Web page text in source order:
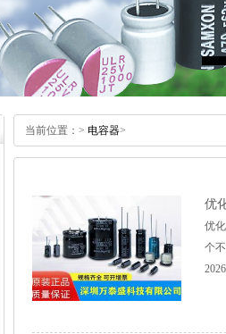
当前位置： > 电容器>
优
优
个